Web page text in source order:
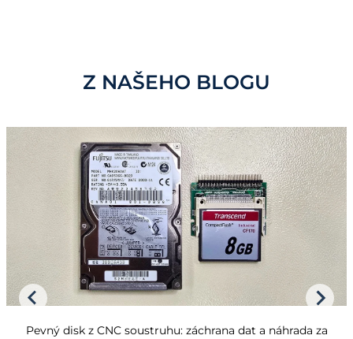
Z NAŠEHO BLOGU
Pevný disk z CNC soustruhu: záchrana dat a náhrada za